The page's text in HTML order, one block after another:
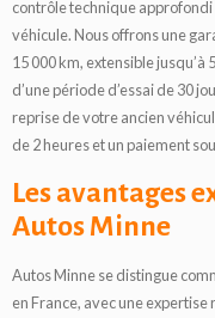
contrôle technique
véhicule. Nous offrons une
15 000 km, extensible
d’une période d’essai de 30
reprise de votre ancien
de 2 heures et un paiement
Les avantages
Autos Minne
Autos Minne se distingue
en France, avec une